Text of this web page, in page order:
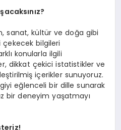
sanat, kültür ve doğa gibi
bilgileri
konularla ilgili
dikkat çekici istatistikler ve
içerikler sunuyoruz.
eğlenceli bir dille sunarak
bir deneyim yaşatmayı